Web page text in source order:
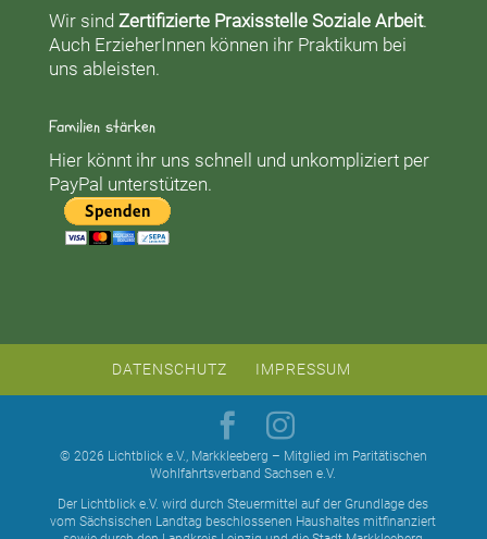
Wir sind Zertifizierte Praxisstelle Soziale Arbeit.
Auch ErzieherInnen können ihr Praktikum bei
uns ableisten.
Familien stärken
Hier könnt ihr uns schnell und unkompliziert per
PayPal unterstützen.
DATENSCHUTZ IMPRESSUM
© 2026 Lichtblick e.V., Markkleeberg – Mitglied im Paritätischen
Wohlfahrtsverband Sachsen e.V.
Der Lichtblick e.V. wird durch Steuermittel auf der Grundlage des
vom Sächsischen Landtag beschlossenen Haushaltes mitfinanziert